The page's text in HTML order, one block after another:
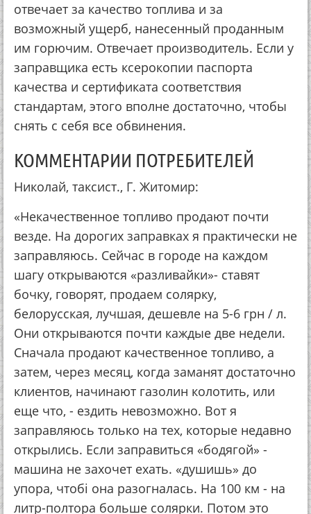
отвечает за качество топлива и за
возможный ущерб, нанесенный проданным
им горючим. Отвечает производитель. Если у
заправщика есть ксерокопии паспорта
качества и сертификата соответствия
стандартам, этого вполне достаточно, чтобы
снять с себя все обвинения.
КОММЕНТАРИИ ПОТРЕБИТЕЛЕЙ
Николай, таксист., Г. Житомир:
«Некачественное топливо продают почти
везде. На дорогих заправках я практически не
заправляюсь. Сейчас в городе на каждом
шагу открываются «разливайки»- ставят
бочку, говорят, продаем солярку,
белорусская, лучшая, дешевле на 5-6 грн / л.
Они открываются почти каждые две недели.
Сначала продают качественное топливо, а
затем, через месяц, когда заманят достаточно
клиентов, начинают газолин колотить, или
еще что, - ездить невозможно. Вот я
заправляюсь только на тех, которые недавно
открылись. Если заправиться «бодягой» -
машина не захочет ехать. «душишь» до
упора, чтобі она разогналась. На 100 км - на
литр-полтора больше солярки. Потом это